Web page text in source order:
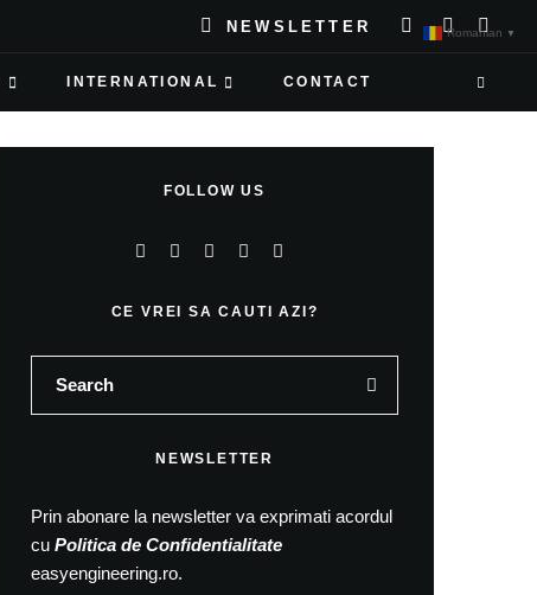
NEWSLETTER
INTERNATIONAL CONTACT
FOLLOW US
CE VREI SA CAUTI AZI?
NEWSLETTER
Prin abonare la newsletter va exprimati acordul
cu Politica de Confidentialitate
easyengineering.ro.
Romanian ▼